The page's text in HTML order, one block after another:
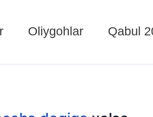
Oliygohlar Qabul